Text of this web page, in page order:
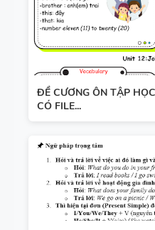
ĐỀ CƯƠNG ÔN TẬP
CÓ FILE...